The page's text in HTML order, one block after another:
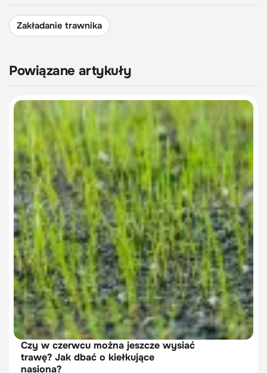
Zakładanie trawnika
Powiązane artykuły
Czy w czerwcu można jeszcze wysiać
trawę? Jak dbać o kiełkujące
nasiona?